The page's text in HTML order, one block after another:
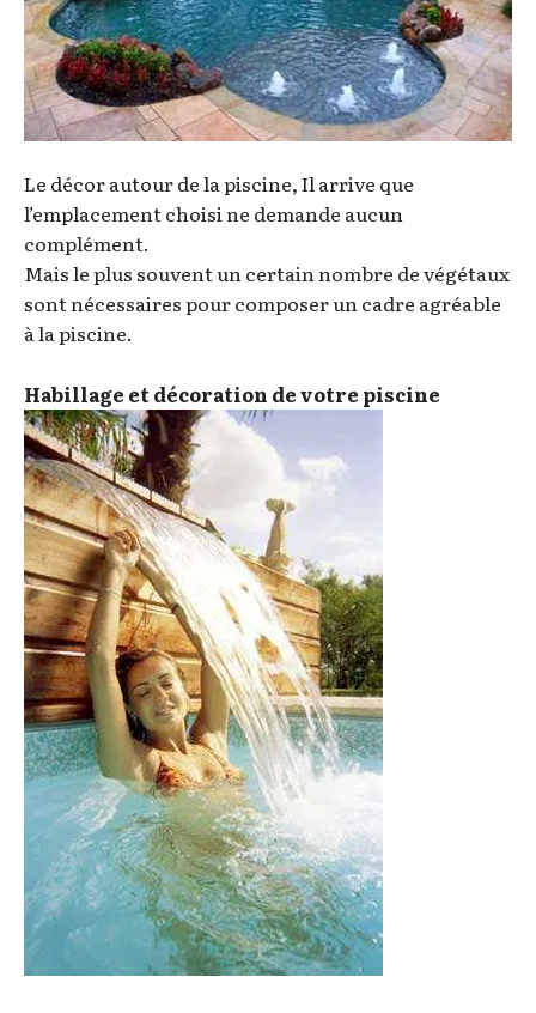
Le décor autour de la piscine, Il arrive que
l’emplacement choisi ne demande aucun
complément.
Mais le plus souvent un certain nombre de végétaux
sont nécessaires pour composer un cadre agréable
à la piscine.
Habillage et décoration de votre piscine